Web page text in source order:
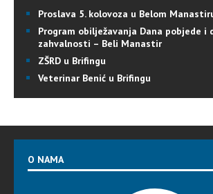
Proslava 5. kolovoza u Belom
Program obilježavanja Dana pobjede i
zahvalnosti – Beli Manastir
ZŠRD u Brifingu
Veterinar Benić u Brifingu
O NAMA